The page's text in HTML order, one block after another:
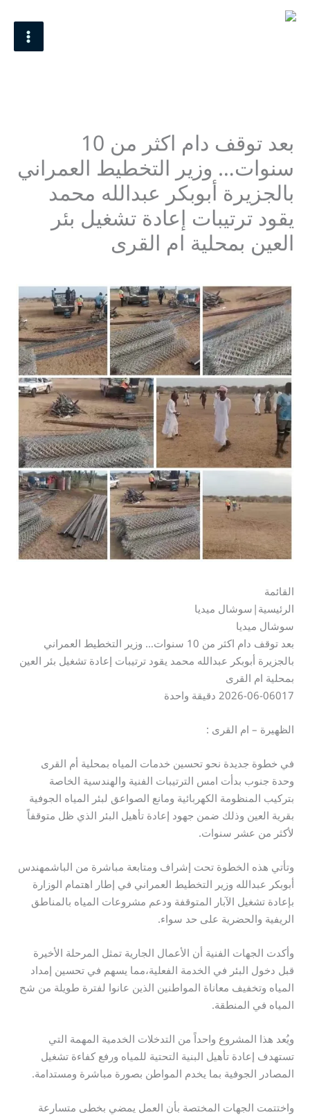
تخطي
إلى
بعد توقف دام اكثر من 10
سنوات… وزير التخطيط العمراني
بالجزيرة أبوبكر عبدالله محمد
يقود ترتيبات إعادة تشغيل بئر
العين بمحلية ام القرى
القائمة
الرئيسية|سوشال ميديا
سوشال ميديا
بعد توقف دام اكثر من 10 سنوات… وزير التخطيط العمراني
بالجزيرة أبوبكر عبدالله محمد يقود ترتيبات إعادة تشغيل بئر العين
بمحلية ام القرى
2026-06-06017 دقيقة واحدة
الظهيرة – ام القرى :
في خطوة جديدة نحو تحسين خدمات المياه بمحلية أم القرى
وحدة جنوب بدأت امس الترتيبات الفنية والهندسية الخاصة
بتركيب المنظومة الكهربائية ومانع الصواعق لبئر المياه الجوفية
بقرية العين وذلك ضمن جهود إعادة تأهيل البئر الذي ظل متوقفاً
لأكثر من عشر سنوات.
وتأتي هذه الخطوة تحت إشراف ومتابعة مباشرة من الباشمهندس
أبوبكر عبدالله وزير التخطيط العمراني في إطار اهتمام الوزارة
بإعادة تشغيل الآبار المتوقفة ودعم مشروعات المياه بالمناطق
الريفية والحضرية على حد سواء.
وأكدت الجهات الفنية أن الأعمال الجارية تمثل المرحلة الأخيرة
قبل دخول البئر في الخدمة الفعلية،مما يسهم في تحسين إمداد
المياه وتخفيف معاناة المواطنين الذين عانوا لفترة طويلة من شح
المياه في المنطقة.
ويُعد هذا المشروع واحداً من التدخلات الخدمية المهمة التي
تستهدف إعادة تأهيل البنية التحتية للمياه ورفع كفاءة تشغيل
المصادر الجوفية بما يخدم المواطن بصورة مباشرة ومستدامة.
واختتمت الجهات المختصة بأن العمل يمضي بخطى متسارعة